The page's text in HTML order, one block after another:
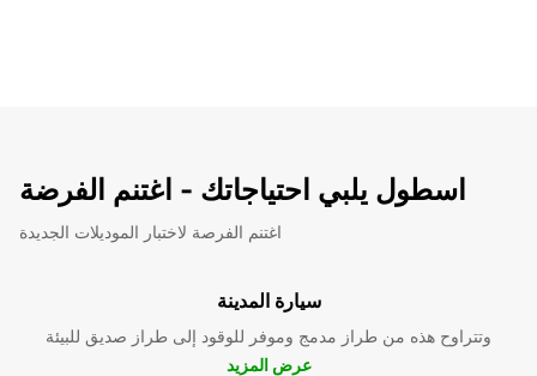
اسطول يلبي احتياجاتك - اغتنم الفرضة
اغتنم الفرصة لاختبار الموديلات الجديدة
سيارة المدينة
وتتراوح هذه من طراز مدمج وموفر للوقود إلى طراز صديق للبيئة
عرض المزيد